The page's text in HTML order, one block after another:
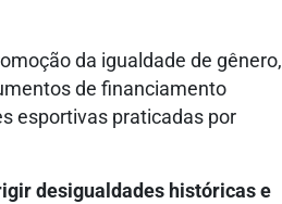
da igualdade de gênero,
de financiamento
esportivas praticadas por
desigualdades históricas e